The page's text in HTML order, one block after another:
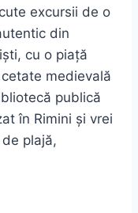
excursii de o
din
cu o piață
medievală
publică
în Rimini și vrei
plajă,